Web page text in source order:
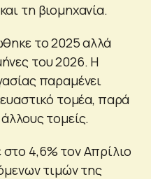
τη βιομηχανία.
το 2025 αλλά
του 2026. Η
παραμένει
τομέα, παρά
τομείς.
4,6% τον Απρίλιο
τιμών της